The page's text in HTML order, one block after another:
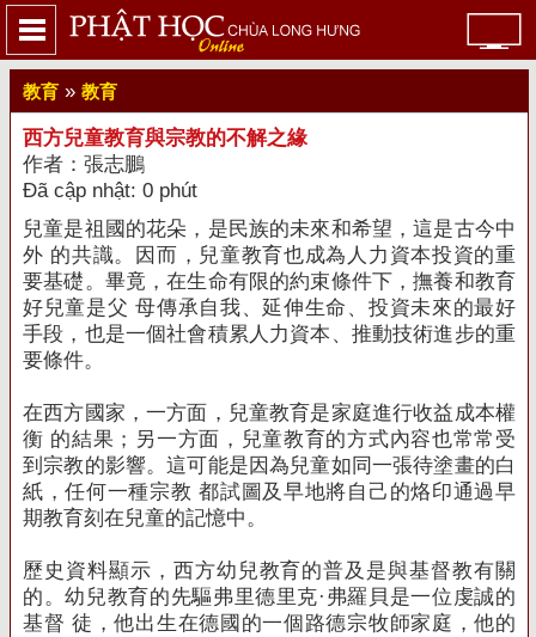
教育 » 教育
西方兒童教育與宗教的不解之緣
作者：張志鵬
Đã cập nhật: 0 phút
兒童是祖國的花朵，是民族的未來和希望，這是古今中
外 的共識。 因而，兒童教育也成為人力資本投資的重
要基礎。 畢竟，在生命有限的約束條件下，撫養和教育
好兒童是父 母傳承自我、延伸生命、投資未來的最好
手段，也是一個社會積累人力資本、推動技術進步的重
要條件。
在西方國家，一方面，兒童教育是家庭進行收益成本權
衡 的結果；另一方面，兒童教育的方式內容也常常受
到宗教的影響。這可能是因為兒童如同一張待塗畫的白
紙，任何一種宗教 都試圖及早地將自己的烙印通過早
期教育刻在兒童的記憶中。
歷史資料顯示，西方幼兒教育的普及是與基督教有關
的。幼兒教育的先驅弗里德里克·弗羅貝是一位虔誠的
基督 徒，他出生在德國的一個路德宗牧師家庭，他的